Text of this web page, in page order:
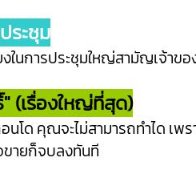
ระชุม
ในการประชุมใหญ่สามัญเจ้าข
(เรื่องใหญ่ที่สุด)
โด คุณจะไม่สามารถทำได เ
ขายก็จบลงทันที